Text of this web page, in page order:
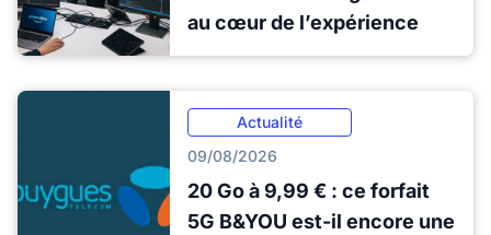
au cœur de l’expérience
Actualité
09/08/2026
20 Go à 9,99 € : ce forfait
5G B&YOU est-il encore une